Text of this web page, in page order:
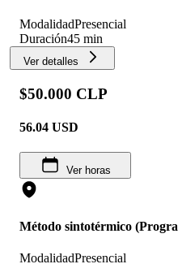
ModalidadPresencial
Duración45 min
Ver detalles
$50.000 CLP
56.04 USD
Ver horas
Método sintotérmico
ModalidadPresencial